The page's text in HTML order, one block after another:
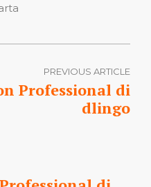
PREVIOUS ARTICLE
Professional di
dlingo